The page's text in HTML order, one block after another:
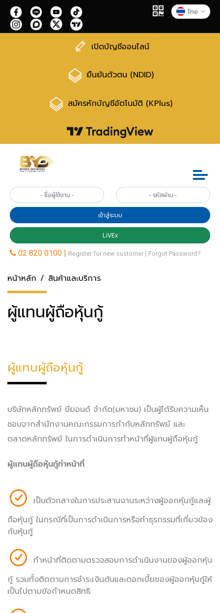
ไทย
เปิดบัญชีออนไลน์
ยืนยันตัวตน (NDID)
สมัครหักบัญชีอัตโนมัติ (KPlus)
หน้าหลัก สินค้าและบริการ
ผู้แทนผู้ถือหุ้นกู้
ผู้แทนผู้ถือหุ้นกู้
บริษัทหลักทรัพย์ บียอนด์ จำกัด(มหาชน) เป็นผู้ได้รับความเห็น
ชอบจากสำนักงานคณะกรรมการกำกับหลักทรัพย์ และ
ตลาดหลักทรัพย์ ในการดำเนินการทำหน้าที่ผู้แทนผู้ถือหุ้นกู้
ผู้แทนผู้ถือหุ้นกู้ทำหน้าที่
เป็นตัวกลางในการประสานงานระหว่างผู้ออกหุ้นกู้และผู้
ถือหุ้นกู้ ในกรณีที่เป็นการดำเนินการหรือทำธุรกรรมที่เกี่ยวข้อง
กับหุ้นกู้
ทำหน้าที่ติดตามตรวจสอบการดำเนินงานของผู้ออกหุ้น
กู้ รวมทั้งติดตามการชำระเงินต้นและดอกเบี้ยของผู้ออกหุ้นกู้ให้
เป็นไปตามข้อกำหนดสิทธิ